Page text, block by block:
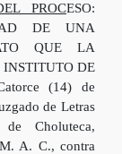
PROCESO:
DE UNA
QUE LA
INSTITUTO DE
(14) de
de Letras
Choluteca,
A. C., contra